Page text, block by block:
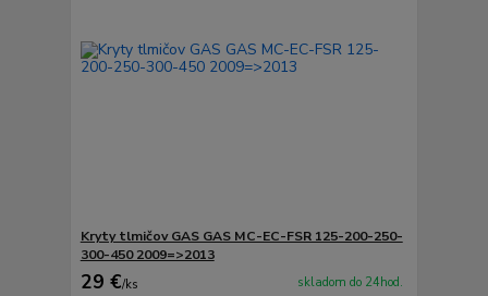
Kryty tlmičov GAS GAS MC-EC-FSR 125-200-250-
300-450 2009=>2013
29 €/ks skladom do 24hod.